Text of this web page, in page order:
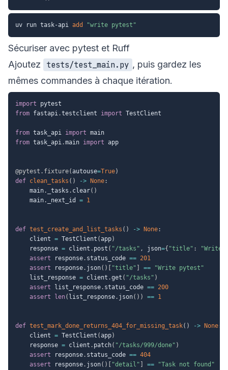
uv run task-api add "write pytest"
Sécuriser avec pytest et Ruff
Ajoutez
tests/test_main.py , puis gardez les
mêmes commandes à chaque itération.
import
from fastapi.testclient import TestClient
from task_api import
from task_api.main import app
@pytest . fixture(autouse=True)
def clean_tasks ( ) -> None:
    main
. _tasks . clear( )
    main
. _next_id = 1
def test_create_and_list_tasks ( ) -> None:
    client
= TestClient (app)
    response
= client . post ( "/tasks" , json={ "title" :
"Write
assert response. status_code == 201
assert response. json( ) "title" ==
"Write pytest"
    list_response
= client .get ( "/tasks" )
assert list_response. status_code == 200
assert
len( list_response. json( ) ) == 1
def test_mark_done_returns_404_for_missing_task( ) -> None:
    client
= TestClient (app)
    response
= client . patch( "/tasks/999/done" )
assert response. status_code == 404
assert response. json( ) "detail" == "Task not found"